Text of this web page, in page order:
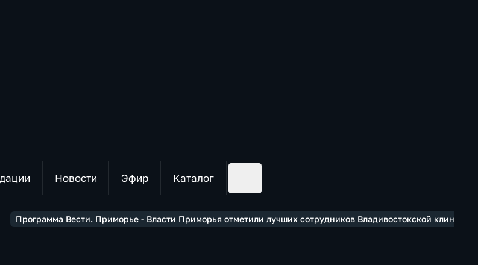
Новости Эфир Каталог
Программа Вести. Приморье - Власти Приморья отметили лучших сотрудников Владивостокской